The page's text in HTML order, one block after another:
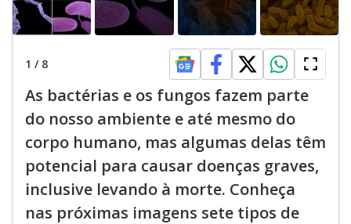
1 / 8
As bactérias e os fungos fazem parte
do nosso ambiente e até mesmo do
corpo humano, mas algumas delas têm
potencial para causar doenças graves,
inclusive levando à morte. Conheça
nas próximas imagens sete tipos de